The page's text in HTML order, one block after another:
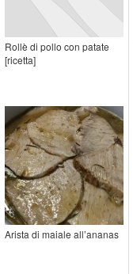
Rollè di pollo con patate
[ricetta]
Arista di maiale all’ananas